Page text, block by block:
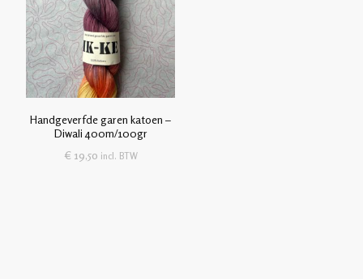
Handgeverfde garen katoen –
Diwali 400m/100gr
€ 19,50 incl. BTW